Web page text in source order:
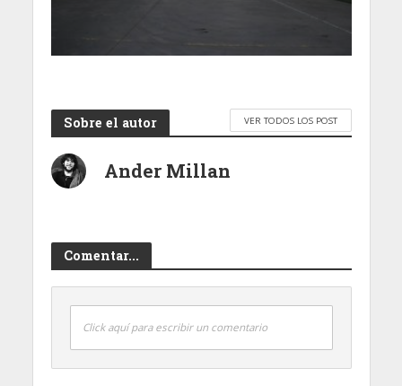
Sobre el autor VER TODOS LOS POST
Ander Millan
Comentar...
Click aquí para escribir un comentario